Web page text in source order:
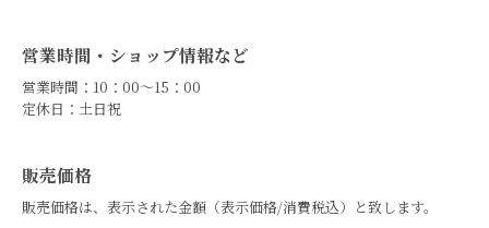
営業時間・ショップ情報など
営業時間：10：00～15：00
定休日：土日祝
販売価格
販売価格は、表示された金額（表示価格/消費税込）と致します。